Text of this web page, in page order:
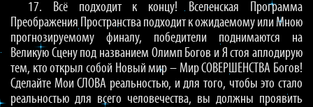
17. Всё подходит к концу! Вселенская Программа
Преображения Пространства подходит к ожидаемому или Мною
прогнозируемому финалу, победители поднимаются на
Великую Сцену под названием Олимп Богов и Я стоя аплодирую
тем, кто открыл собой Новый мир – Мир СОВЕРШЕНСТВА Богов!
Сделайте Мои СЛОВА реальностью, и для того, чтобы это стало
реальностью для всего человечества, вы должны проявить